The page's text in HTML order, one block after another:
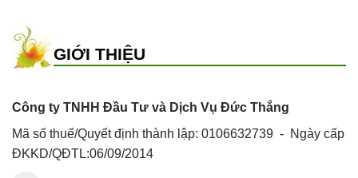
GIỚI THIỆU
Công ty TNHH Đầu Tư và Dịch Vụ Đức Thắng
Mã số thuế/Quyết định thành lập: 0106632739 - Ngày cấp
ĐKKD/QĐTL:06/09/2014